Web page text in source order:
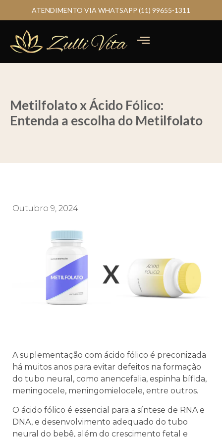
ATENDIMENTO VIA WHATSAPP (11) 99655-1311
Metilfolato x Ácido Fólico:
Entenda a escolha do Metilfolato
Outubro 9, 2024
A suplementação com ácido fólico é preconizada
há muitos anos para evitar defeitos na formação
do tubo neural, como anencefalia, espinha bífida,
meningocele, meningomielocele, entre outros.
O ácido fólico é essencial para a síntese de RNA e
DNA, e desenvolvimento adequado do tubo
neural do bebê, além do crescimento fetal e